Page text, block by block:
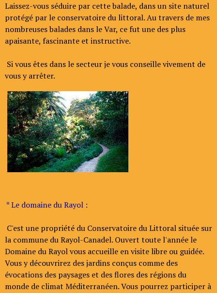
Laissez-vous séduire par cette balade, dans un site naturel
protégé par le conservatoire du littoral. Au travers de mes
nombreuses balades dans le Var, ce fut une des plus
apaisante, fascinante et instructive.
Si vous êtes dans le secteur je vous conseille vivement de
vous y arrêter.
* Le domaine du Rayol :
C'est une propriété du Conservatoire du Littoral située sur
la commune du Rayol-Canadel. Ouvert toute l'année le
Domaine du Rayol vous accueille en visite libre ou guidée.
Vous y découvrirez des jardins conçus comme des
évocations des paysages et des flores des régions du
monde de climat Méditerranéen. Vous pourrez participer à